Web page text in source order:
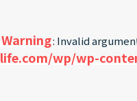
Warning: Invalid
life.com/wp/wp-